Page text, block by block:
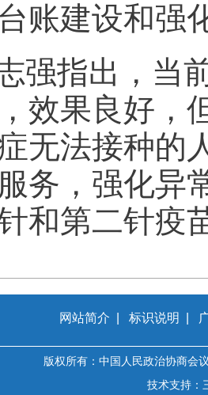
账建设和强
强指出，当
效果良好，
无法接种的
务，强化异
和第二针疫
网站简介 标识说明
版权所有：中国人民政治协商
技术支持：